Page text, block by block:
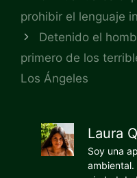
prohibir el lenguaje
Detenido el
primero de los
Los Ángeles
Laura
Soy una